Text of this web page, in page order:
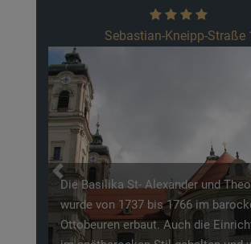
Sebastian-Kneipp-Straße
Die Basilika St- Alexander und
wurde von 1737 bis 1766 im
Ottobeuren erbaut. Auch die
Previous